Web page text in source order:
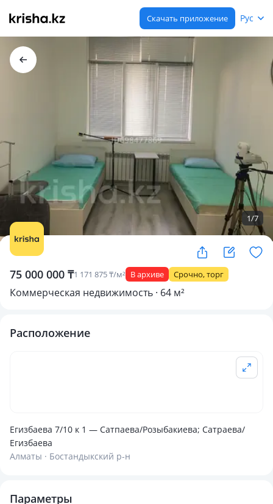
Скачать приложение Рус
1/7
75 000 000 ₸1 171 875 ₸/м² В архиве Срочно, торг
Коммерческая недвижимость · 64 м²
Расположение
Егизбаева 7/10 к 1 — Сатпаева/Розыбакиева; Сатраева/
Егизбаева
Алматы · Бостандыкский р-н
Параметры